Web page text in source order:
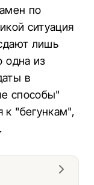
по
ситуация
лишь
одна из
в
способы"
к "бегункам",
.